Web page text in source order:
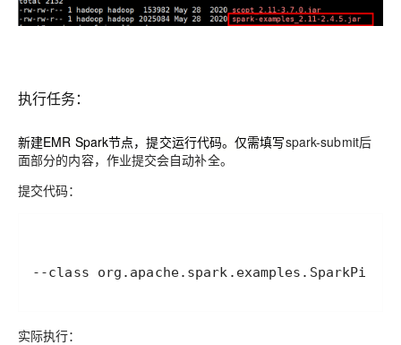
执行任务：
新建EMR Spark节点，提交运行代码。仅需填写spark-submit后
面部分的内容，作业提交会自动补全。
提交代码：
--class org.apache.spark.examples.SparkPi
实际执行：